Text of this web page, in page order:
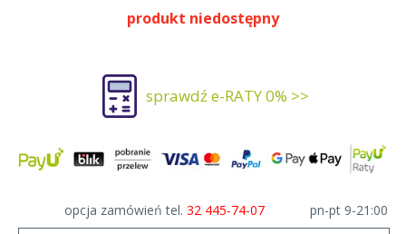
produkt niedostępny
sprawdź e-RATY 0% >>
opcja zamówień tel. 32 445-74-07 pn-pt 9-21:00